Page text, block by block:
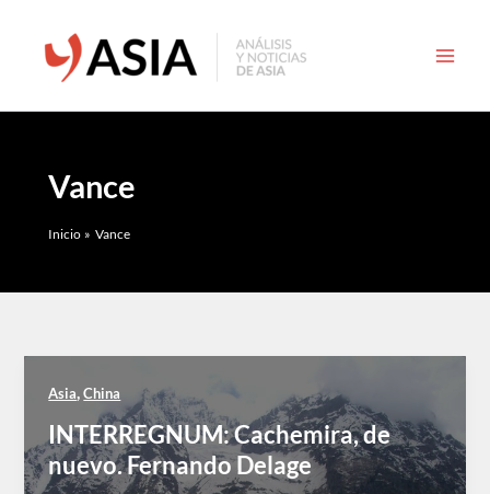
contenido
Vance
Inicio Vance
Asia,China
INTERREGNUM: Cachemira, de
nuevo. Fernando Delage